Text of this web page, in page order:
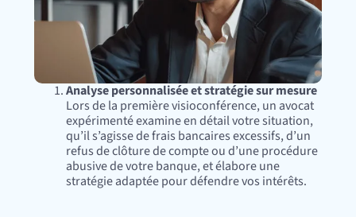
Analyse personnalisée et stratégie sur mesure
Lors de la première visioconférence, un avocat
expérimenté examine en détail votre situation,
qu’il s’agisse de frais bancaires excessifs, d’un
refus de clôture de compte ou d’une procédure
abusive de votre banque, et élabore une
stratégie adaptée pour défendre vos intérêts.